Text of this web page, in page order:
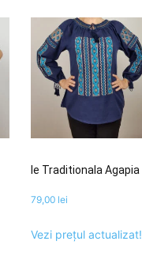
Ie Traditionala Agapia
79,00 lei
Vezi prețul actualizat!